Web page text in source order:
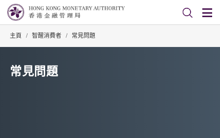
主頁 / 智醒消費者 / 常見問題
常見問題